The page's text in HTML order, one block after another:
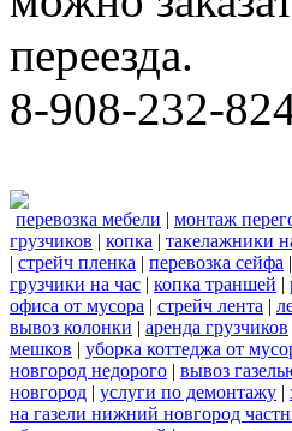
переезда.
8-908-232-
перевозка мебели | монтаж
грузчиков | копка | такелажники
| стрейч пленка | перевозка сейфа |
грузчики на час | копка траншей |
офиса от мусора | стрейч лента |
вывоз колонки | аренда грузчиков
мешков | уборка коттеджа от
новгород недорого | вывоз
новгород | услуги по демонтажу |
на газели нижний новгород